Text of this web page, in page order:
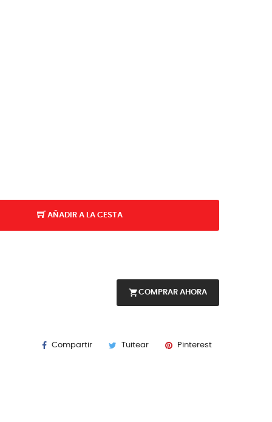
AÑADIR A LA CESTA
shopping_cartCOMPRAR AHORA
Compartir Tuitear Pinterest